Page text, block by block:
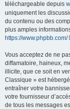
téléchargeable depuis
uniquement les
du contenu ou des
plus amples
https://www.phpbb.com/
Vous acceptez de ne
diffamatoire, haineux,
illicite, que ce soit en
Classique » est
entraîner votre
votre fournisseur
de tous les messages